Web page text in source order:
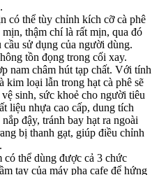
có thể tùy chỉnh kích cỡ cà phê
thậm chí là rất mịn, qua đó
sử dụng của người dùng.
tồn đọng trong cối xay.
nam châm hút tạp chất. Với tính
kim loại lẫn trong hạt cà phê sẽ
sinh, sức khoẻ cho người tiêu
liệu nhựa cao cấp, dung tích
đậy, tránh bay hạt ra ngoài
bị thanh gạt, giúp điều chỉnh
có thể dùng được cả 3 chức
tay của máy pha cafe để hứng